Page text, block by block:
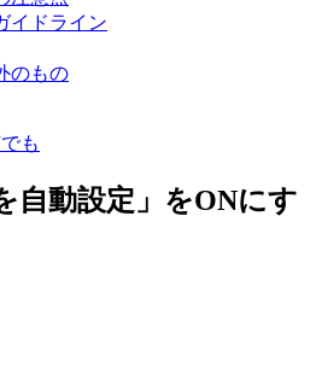
イドライン
のもの
も
自動設定」をONにす